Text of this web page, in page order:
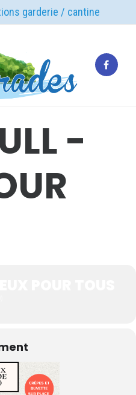
garderie / cantine
-